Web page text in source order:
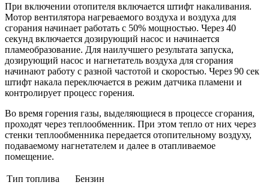
При включении отопителя включается штифт накаливания.
Мотор вентилятора нагреваемого воздуха и воздуха для
сгорания начинает работать с 50% мощностью. Через 40
секунд включается дозирующий насос и начинается
пламеобразование. Для наилучшего результата запуска,
дозирующий насос и нагнетатель воздуха для сгорания
начинают работу с разной частотой и скоростью. Через 90 сек
штифт накала переключается в режим датчика пламени и
контролирует процесс горения.
Во время горения газы, выделяющиеся в процессе сгорания,
проходят через теплообменник. При этом тепло от них через
стенки теплообменника передается отопительному воздуху,
подаваемому нагнетателем и далее в отапливаемое
помещение.
Тип топлива
Бензин